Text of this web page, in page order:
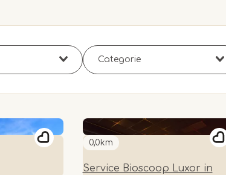
0,0km
Service Bioscoop Luxor in